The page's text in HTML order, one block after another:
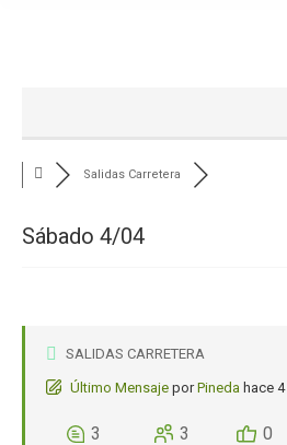
Salidas Carretera
Sábado 4/04
SALIDAS CARRETERA
Último Mensaje por Pineda hace
3 3 0